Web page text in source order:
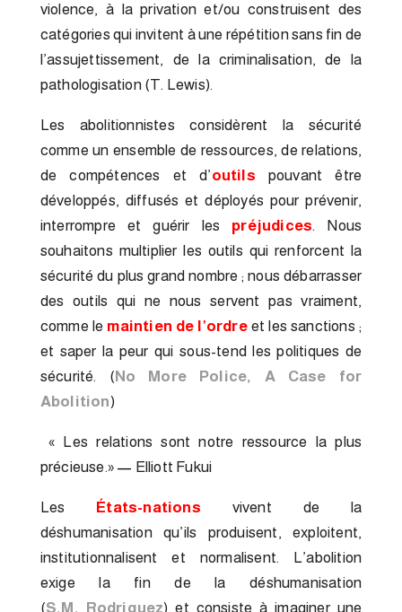
violence, à la privation et/ou construisent des
catégories qui invitent à une répétition sans fin de
l’assujettissement, de la criminalisation, de la
pathologisation (T. Lewis).
Les abolitionnistes considèrent la sécurité
comme un ensemble de ressources, de relations,
de compétences et d’outils pouvant être
développés, diffusés et déployés pour prévenir,
interrompre et guérir les préjudices. Nous
souhaitons multiplier les outils qui renforcent la
sécurité du plus grand nombre ; nous débarrasser
des outils qui ne nous servent pas vraiment,
comme le maintien de l’ordreet les sanctions ;
et saper la peur qui sous-tend les politiques de
sécurité. ( No More Police, A Case for
Abolition)
« Les relations sont notre ressource la plus
précieuse.» — Elliott Fukui
Les États-nations vivent de la
déshumanisation qu’ils produisent, exploitent,
institutionnalisent et normalisent. L’abolition
exige la fin de la déshumanisation
(S.M. Rodriguez) et consiste à imaginer une